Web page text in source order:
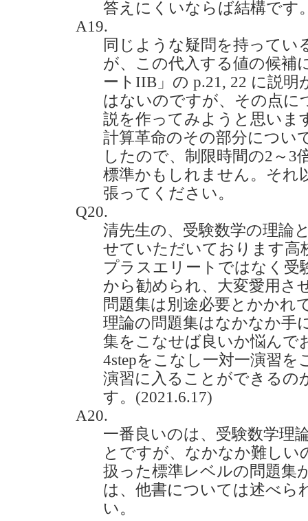
答えにくいならば結構です
A19.
同じような疑問を持ってい
が、この代入する値の候補
ートIIB」の p.21, 22 に説
はないのですが、その点に
説を作ってみようと思いま
計算革命のその部分につい
したので、制限時間の2～3
標準かもしれません。それ
張ってください。
Q20.
清先生の、受験数学の理論
せていただいております高
プラスエリートではなく受
から勧められ、大変愛用さ
問題集は別途必要とかかれ
理論の問題集はなかなか手
集をこなせば良いか悩んで
4stepをこなし一対一演習
演習に入ることができるの
す。(2021.6.17)
A20.
一番良いのは、受験数学理
とですが、なかなか難しい
扱った標準レベルの問題集
は、他書については述べら
い。